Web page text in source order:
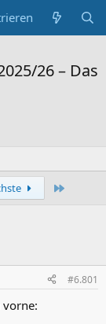
26 – Das
#6.801
vorne: